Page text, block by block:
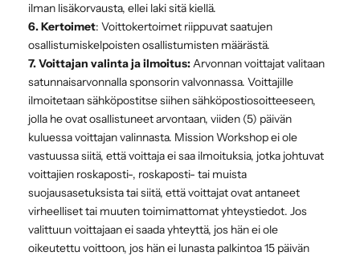
ilman lisäkorvausta, ellei laki sitä kiellä.
6. Kertoimet: Voittokertoimet riippuvat saatujen
osallistumiskelpoisten osallistumisten määrästä.
7. Voittajan valinta ja ilmoitus:Arvonnan voittajat valitaan
satunnaisarvonnalla sponsorin valvonnassa. Voittajille
ilmoitetaan sähköpostitse siihen sähköpostiosoitteeseen,
jolla he ovat osallistuneet arvontaan, viiden (5) päivän
kuluessa voittajan valinnasta. Mission Workshop ei ole
vastuussa siitä, että voittaja ei saa ilmoituksia, jotka johtuvat
voittajien roskaposti-, roskaposti- tai muista
suojausasetuksista tai siitä, että voittajat ovat antaneet
virheelliset tai muuten toimimattomat yhteystiedot. Jos
valittuun voittajaan ei saada yhteyttä, jos hän ei ole
oikeutettu voittoon, jos hän ei lunasta palkintoa 15 päivän